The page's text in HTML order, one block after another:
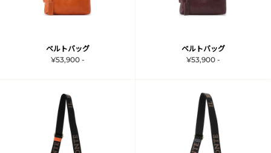
ベルトバッグ
¥53,900 -
ベルトバッグ
¥53,900 -